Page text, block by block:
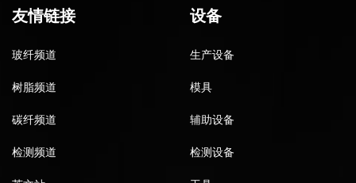
友情链接
玻纤频道
树脂频道
碳纤频道
检测频道
设备
生产设备
模具
辅助设备
检测设备